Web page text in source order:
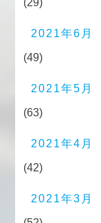
(29)
2021年6月
(49)
2021年5月
(63)
2021年4月
(42)
2021年3月